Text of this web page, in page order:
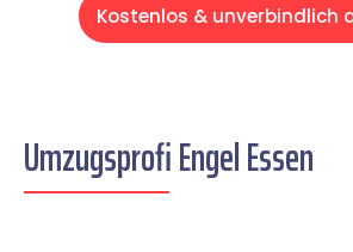
Kostenlos & unverbindlich
Umzugsprofi Engel Essen